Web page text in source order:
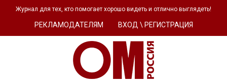
Журнал для тех, кто помогает хорошо видеть и отлично выглядеть!
РЕКЛАМОДАТЕЛЯМ ВХОД \ РЕГИСТРАЦИЯ